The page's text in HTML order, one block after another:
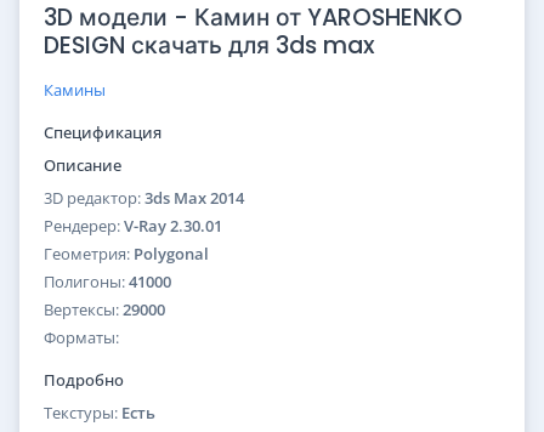
3D модели - Камин от YAROSHENKO
DESIGN скачать для 3ds max
Камины
Спецификация
Описание
3D редактор:3ds Max 2014
Рендерер:V-Ray 2.30.01
Геометрия: Polygonal
Полигоны:41000
Вертексы:29000
Форматы:
Подробно
Текстуры: Есть